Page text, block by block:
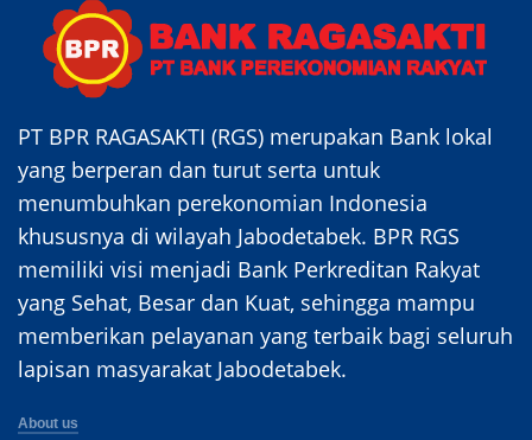
PT BPR RAGASAKTI (RGS) merupakan Bank lokal
yang berperan dan turut serta untuk
menumbuhkan perekonomian Indonesia
khususnya di wilayah Jabodetabek. BPR RGS
memiliki visi menjadi Bank Perkreditan Rakyat
yang Sehat, Besar dan Kuat, sehingga mampu
memberikan pelayanan yang terbaik bagi seluruh
lapisan masyarakat Jabodetabek.
About us